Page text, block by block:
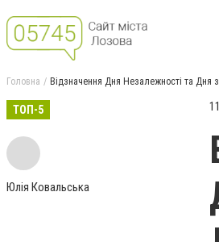
Головна Відзначення Дня Незалежності та Дня
ТОП-5
Юлія Ковальська